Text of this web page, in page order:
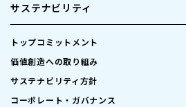
サステナビリティ
トップコミットメント
価値創造への取り組み
サステナビリティ方針
コーポレート・ガバナンス